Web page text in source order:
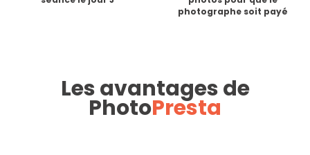
photographe soit payé
Les avantages de
PhotoPresta